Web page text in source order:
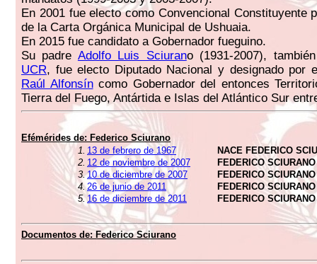
En 2001 fue electo como Convencional Constituyente
de la Carta Orgánica Municipal de Ushuaia.
En 2015 fue candidato a Gobernador fueguino.
Su padre Adolfo Luis Sciurano (1931-2007),
UCR, fue electo Diputado Nacional y designado por
Raúl Alfonsíncomo Gobernador del entonces
Tierra del Fuego, Antártida e Islas del Atlántico Sur
Efémérides de: Federico Sciurano
1. 13 de febrero de 1967
NACE FEDERICO
2. 12 de noviembre de 2007
FEDERICO
3.10 de diciembre de 2007
FEDERICO
4.26 de junio de 2011
FEDERICO
5. 16 de diciembre de 2011 FEDERICO
Documentos de:Federico Sciurano